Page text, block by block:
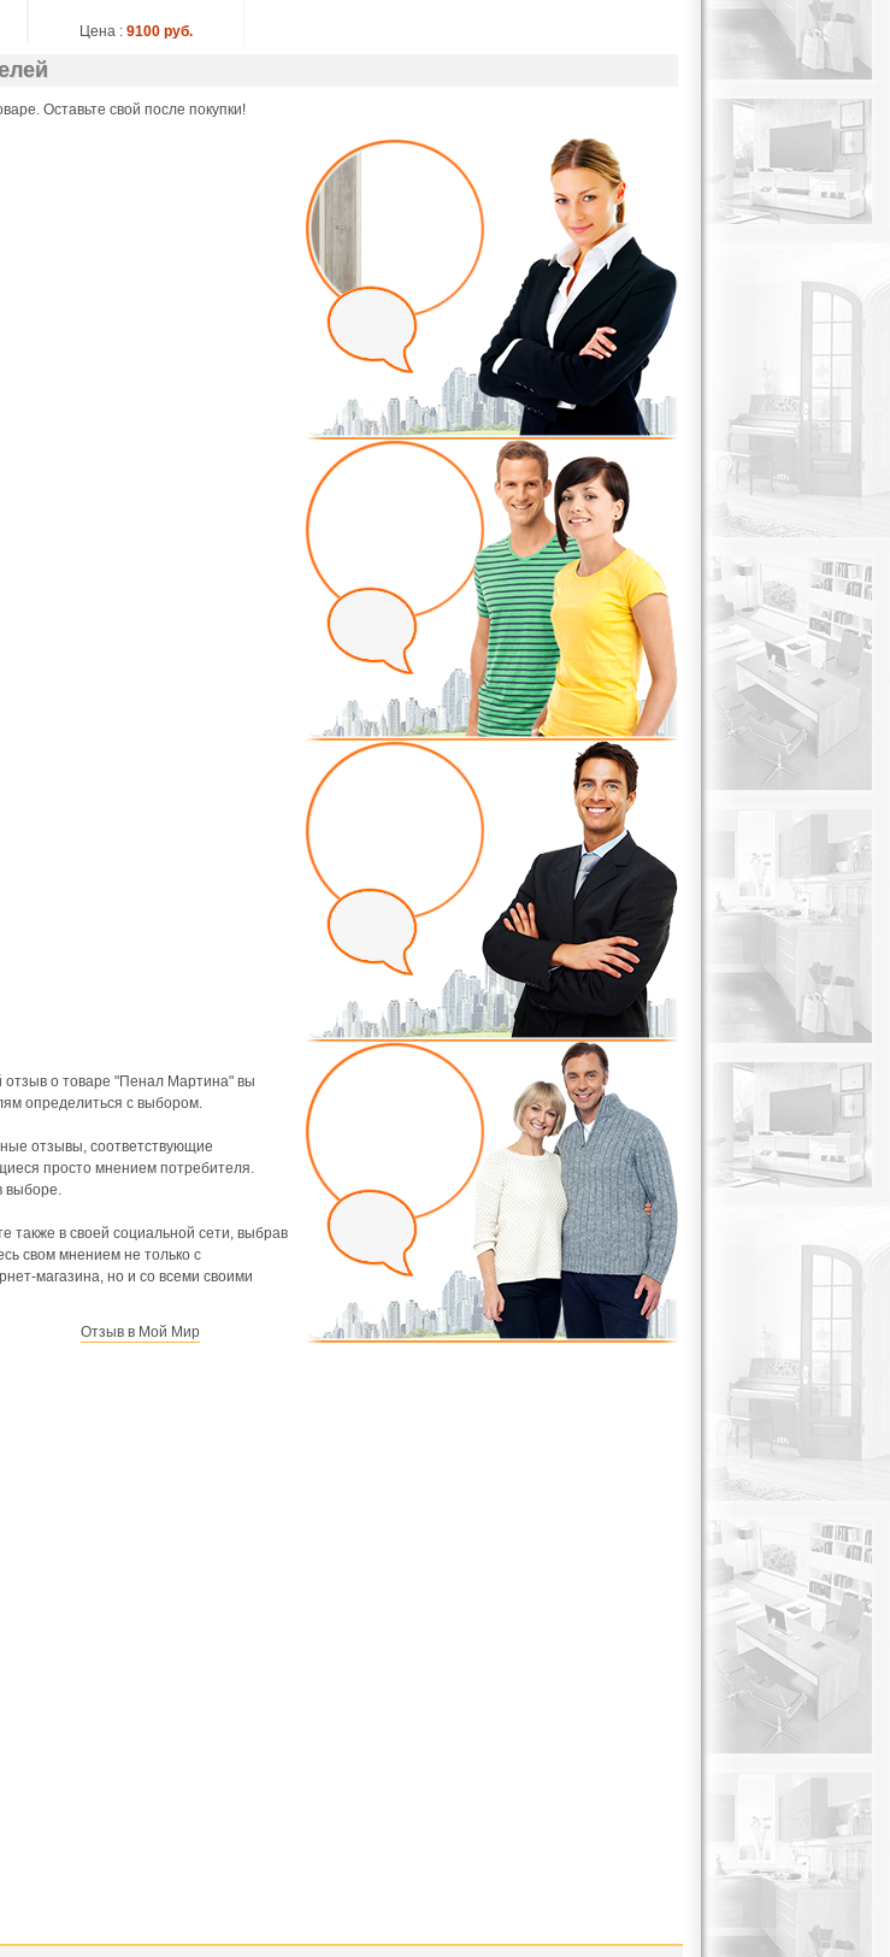
Цена : 9100 руб.
Оставьте свой после покупки!
отзыв о товаре "Пенал Мартина" вы
определиться с выбором.
отзывы, соответствующие
просто мнением потребителя.
выборе.
также в своей социальной сети, выбрав
свом мнением не только с
магазина, но и со всеми своими
Отзыв в Мой Мир